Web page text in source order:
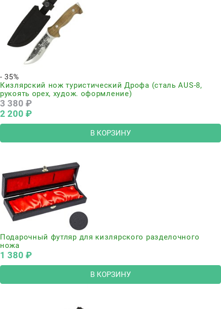
- 35%
Кизлярский нож туристический Дрофа (сталь AUS-8,
рукоять орех, худож. оформление)
3 380 ₽
2 200 ₽
В КОРЗИНУ
Подарочный футляр для кизлярского разделочного
ножа
1 380 ₽
В КОРЗИНУ